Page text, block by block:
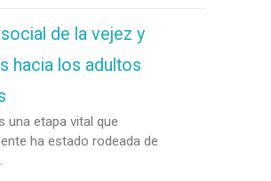
social de la vejez y
hacia los adultos
una etapa vital que
ha estado rodeada de